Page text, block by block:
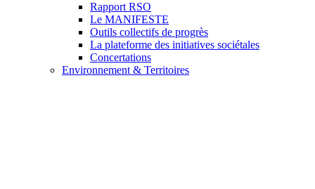
Rapport RSO
Le MANIFESTE
Outils collectifs de progrès
La plateforme des initiatives sociétales
Concertations
Environnement & Territoires